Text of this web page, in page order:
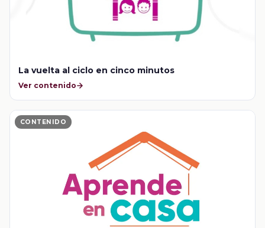
La vuelta al ciclo en cinco minutos
Ver contenido
CONTENIDO